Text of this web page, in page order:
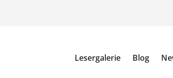
Lesergalerie Blog